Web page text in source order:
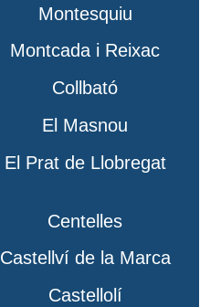
Montesquiu
Montcada i Reixac
Collbató
El Masnou
El Prat de Llobregat
Centelles
Castellví de la Marca
Castellolí